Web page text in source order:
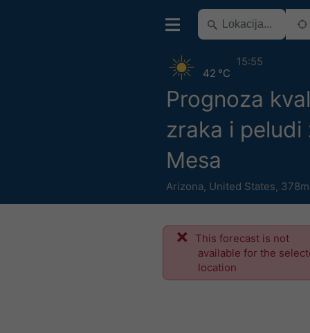
Prognoza
zraka i peludi
Mesa
Arizona, United States,
42 °C
15:55
This forecast is not
available for the
location